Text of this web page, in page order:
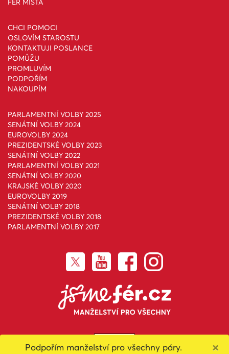
FÉR MÍSTA
CHCI POMOCI
OSLOVÍM STAROSTU
KONTAKTUJI POSLANCE
POMŮŽU
PROMLUVÍM
PODPOŘÍM
NAKOUPÍM
PARLAMENTNÍ VOLBY 2025
SENÁTNÍ VOLBY 2024
EUROVOLBY 2024
PREZIDENTSKÉ VOLBY 2023
SENÁTNÍ VOLBY 2022
PARLAMENTNÍ VOLBY 2021
SENÁTNÍ VOLBY 2020
KRAJSKÉ VOLBY 2020
EUROVOLBY 2019
SENÁTNÍ VOLBY 2018
PREZIDENTSKÉ VOLBY 2018
PARLAMENTNÍ VOLBY 2017
Toto dílo podléhá licenciCreative Commons Uveďte původ-
Podpořím manželství pro všechny páry. ×